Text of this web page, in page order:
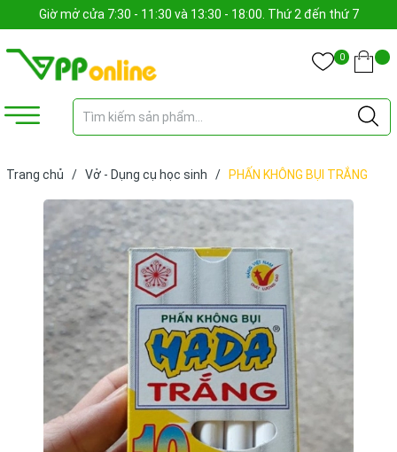
Giờ mở cửa 7:30 - 11:30 và 13:30 - 18:00. Thứ 2 đến thứ 7
0
Trang chủ / Vở - Dụng cụ học sinh /
PHẤN KHÔNG BỤI TRẮNG